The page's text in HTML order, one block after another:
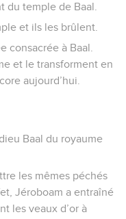
du temple de Baal.
et ils les brûlent.
consacrée à Baal.
et le transforment en
aujourd’hui.
Baal du royaume
les mêmes péchés
Jéroboam a entraîné
les veaux d’or à